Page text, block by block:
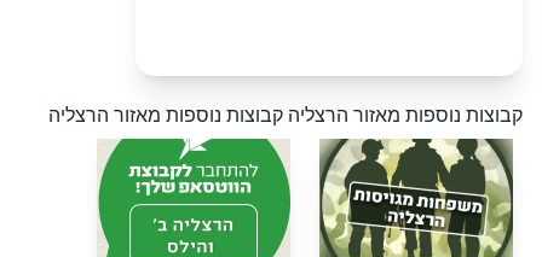
קבוצות נוספות מאזור הרצליה קבוצות נוספות מאזור הרצליה